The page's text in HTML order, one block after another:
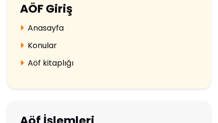
AÖF Giriş
Anasayfa
Konular
Aöf kitaplığı